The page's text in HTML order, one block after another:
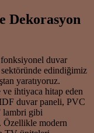
Dekorasyon
duvar
edindiğimiz
yaratıyoruz.
ihtiyaca hitap eden
duvar paneli, PVC
lambri gibi
Özellikle modern